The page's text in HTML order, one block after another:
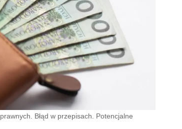
Błąd w przepisach. Potencjalne